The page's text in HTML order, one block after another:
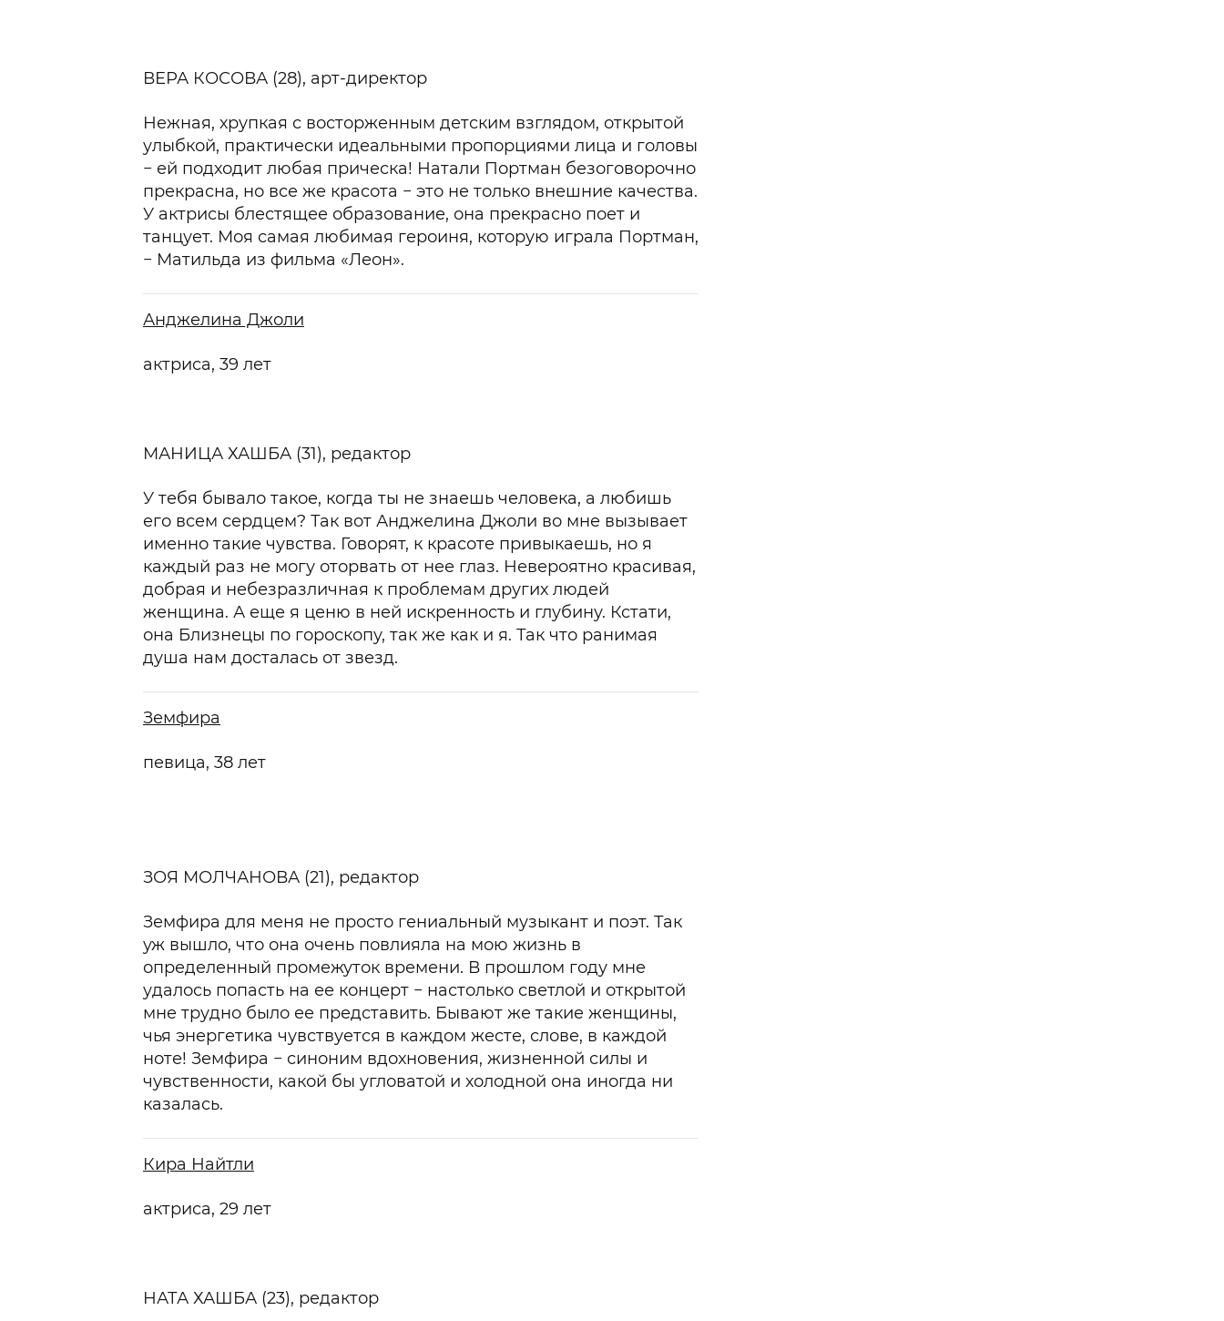
ВЕРА КОСОВА (28), арт-директор
Нежная, хрупкая с восторженным детским взглядом, открытой
улыбкой, практически идеальными пропорциями лица и головы
− ей подходит любая прическа! Натали Портман безоговорочно
прекрасна, но все же красота − это не только внешние качества.
У актрисы блестящее образование, она прекрасно поет и
танцует. Моя самая любимая героиня, которую играла Портман,
− Матильда из фильма «Леон».
Анджелина Джоли
актриса, 39 лет
МАНИЦА ХАШБА (31), редактор
У тебя бывало такое, когда ты не знаешь человека, а любишь
его всем сердцем? Так вот Анджелина Джоли во мне вызывает
именно такие чувства. Говорят, к красоте привыкаешь, но я
каждый раз не могу оторвать от нее глаз. Невероятно красивая,
добрая и небезразличная к проблемам других людей
женщина. А еще я ценю в ней искренность и глубину. Кстати,
она Близнецы по гороскопу, так же как и я. Так что ранимая
душа нам досталась от звезд.
Земфира
певица, 38 лет
ЗОЯ МОЛЧАНОВА (21), редактор
Земфира для меня не просто гениальный музыкант и поэт. Так
уж вышло, что она очень повлияла на мою жизнь в
определенный промежуток времени. В прошлом году мне
удалось попасть на ее концерт − настолько светлой и открытой
мне трудно было ее представить. Бывают же такие женщины,
чья энергетика чувствуется в каждом жесте, слове, в каждой
ноте! Земфира − синоним вдохновения, жизненной силы и
чувственности, какой бы угловатой и холодной она иногда ни
казалась.
Кира Найтли
актриса, 29 лет
НАТА ХАШБА (23), редактор